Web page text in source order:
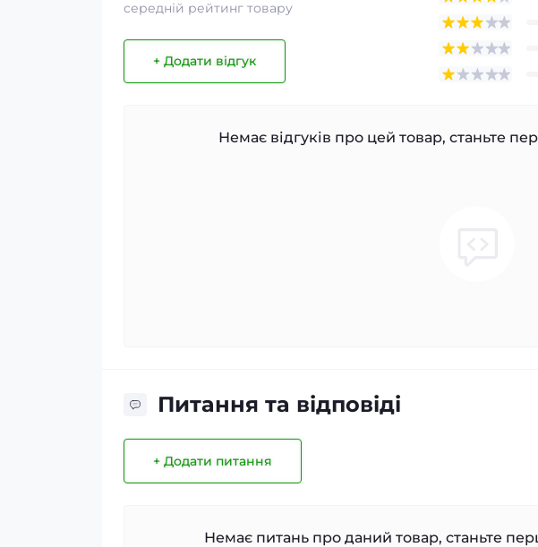
середній рейтинг товару
+ Додати відгук
Немає відгуків про цей товар, станьте
Питання та відповіді
+ Додати питання
Немає питань про даний товар, станьте